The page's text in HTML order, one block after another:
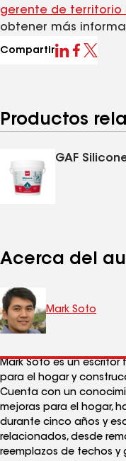
gerente de territorio
obtener más
Compartir
Productos
GAF
Acerca del
Mark Soto
Mark Soto es un
para el hogar y
Cuenta con un
mejoras para el hogar,
durante cinco años y
relacionados, desde
reemplazos de techos y